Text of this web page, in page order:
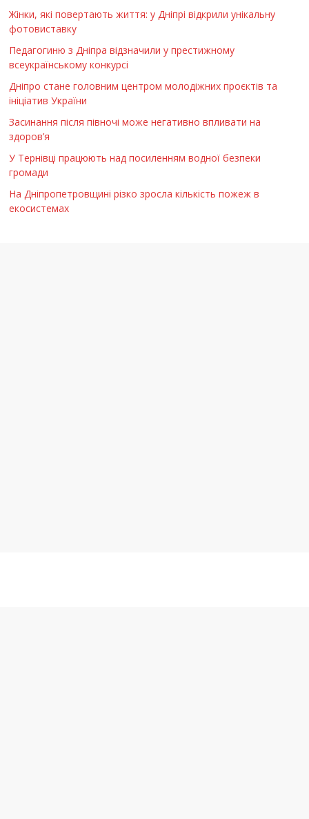
Жінки, які повертають життя: у Дніпрі відкрили унікальну
фотовиставку
Педагогиню з Дніпра відзначили у престижному
всеукраїнському конкурсі
Дніпро стане головним центром молодіжних проєктів та
ініціатив України
Засинання після півночі може негативно впливати на
здоров’я
У Тернівці працюють над посиленням водної безпеки
громади
На Дніпропетровщині різко зросла кількість пожеж в
екосистемах